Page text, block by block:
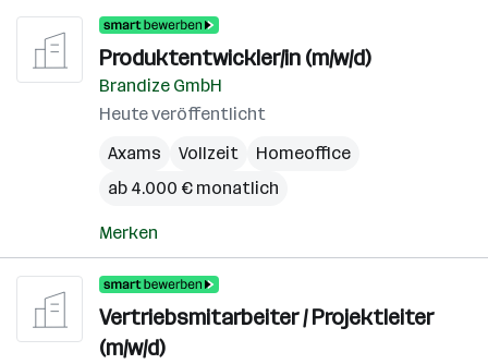
Produktentwickler/in (m/w/d)
Brandize GmbH
Heute veröffentlicht
Axams
Vollzeit
Homeoffice
ab 4.000 € monatlich
Merken
Vertriebsmitarbeiter / Projektleiter
(m/w/d)